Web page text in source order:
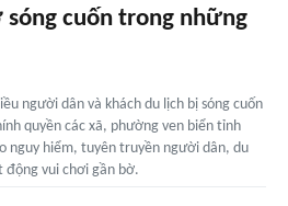
sóng cuốn trong những
người dân và khách du lịch bị sóng cuốn
quyền các xã, phường ven biển tỉnh
nguy hiểm, tuyên truyền người dân, du
động vui chơi gần bờ.